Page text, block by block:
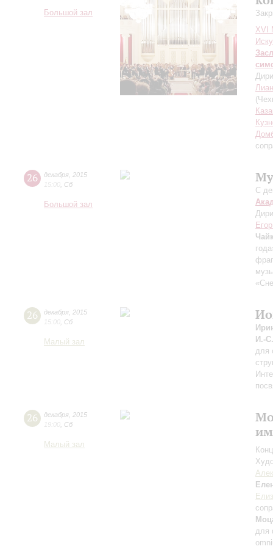
Большой зал
XVI
26 декабря 2015
15:00 Сб
Большой зал
С
26 декабря 2015
15:00 Сб
Малый зал
И.-
для
26 декабря 2015
19:00 Сб
Малый зал
для